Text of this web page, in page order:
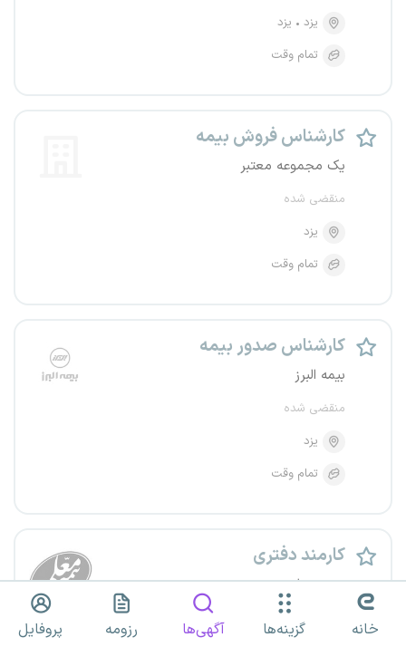
یزد
یزد
تمام وقت
کارشناس فروش بیمه
یک مجموعه معتبر
منقضی شده
یزد
تمام وقت
کارشناس صدور بیمه
بیمه البرز
منقضی شده
یزد
تمام وقت
کارمند دفتری
بیمه معلم
منقضی شده
خانه گزینه‌ها آگهی‌ها رزومه پروفایل